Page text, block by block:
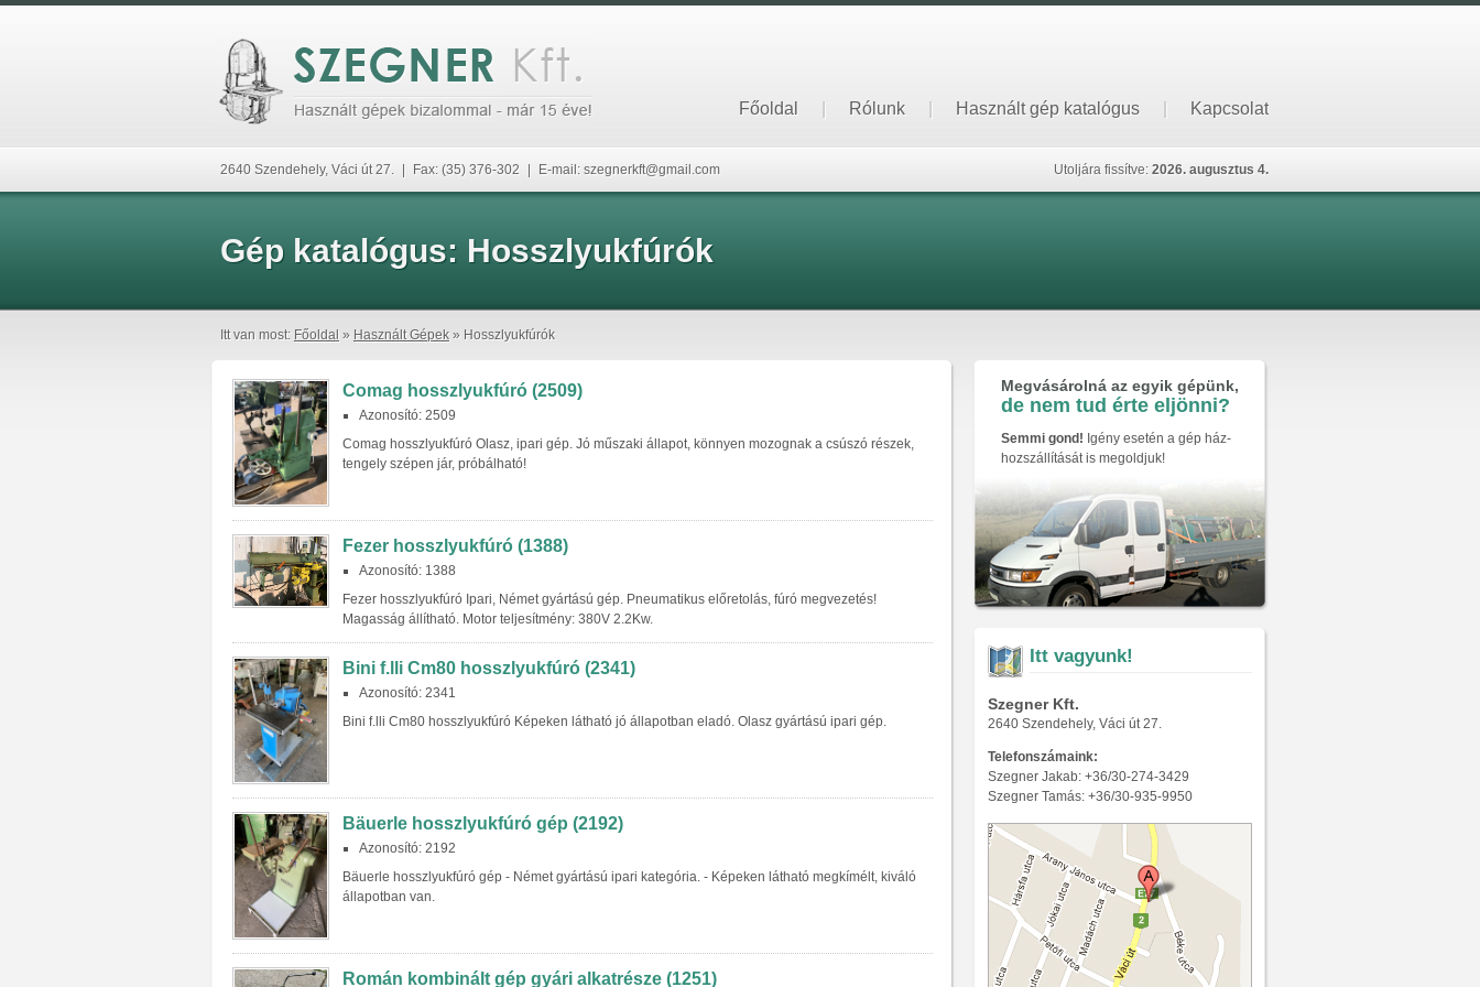
Főoldal Rólunk Használt gép katalógus Kapcsolat
2640 Szendehely, Váci út 27. Fax: (35) 376-302 E-mail: szegnerkft@gmail.com Utoljára fissítve: 2026. augusztus 4.
Gép katalógus: Hosszlyukfúrók
Itt van most: Főoldal » Használt Gépek » Hosszlyukfúrók
Comag hosszlyukfúró (2509)
Azonosító: 2509
Comag hosszlyukfúró Olasz, ipari gép. Jó műszaki állapot, könnyen mozognak a csúszó részek,
tengely szépen jár, próbálható!
Fezer hosszlyukfúró (1388)
Azonosító: 1388
Fezer hosszlyukfúró Ipari, Német gyártású gép. Pneumatikus előretolás, fúró megvezetés!
Magasság állítható. Motor teljesítmény: 380V 2.2Kw.
Bini f.lli Cm80 hosszlyukfúró (2341)
Azonosító: 2341
Bini f.lli Cm80 hosszlyukfúró Képeken látható jó állapotban eladó. Olasz gyártású ipari gép.
Bäuerle hosszlyukfúró gép (2192)
Azonosító: 2192
Bäuerle hosszlyukfúró gép - Német gyártású ipari kategória. - Képeken látható megkímélt, kiváló
állapotban van.
Román kombinált gép gyári alkatrésze (1251)
Megvásárolná az egyik gépünk,
de nem tud érte eljönni?
Semmi gond! Igény esetén a gép ház-
hozszállítását is megoldjuk!
Itt vagyunk!
Szegner Kft.
2640 Szendehely, Váci út 27.
Telefonszámaink:
Szegner Jakab: +36/30-274-3429
Szegner Tamás: +36/30-935-9950